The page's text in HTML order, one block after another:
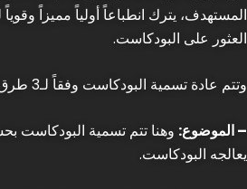
المستهدف، يترك انطباعاً أولياً مميزاً
العثور على البودكاست.
وتتم عادة تسمية البودكاست وفقاً لـ3 طرق أساسية، وهي:
– الموضوع: وهنا تتم تسمية البودكاست
يعالجه البودكاست.